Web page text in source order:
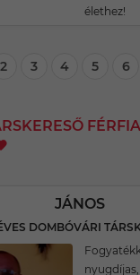
élethez!
2 3 4 5 6
JÁNOS
DOMBÓVÁRI